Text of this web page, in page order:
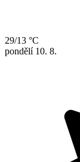
29/13 °C
pondělí 10. 8.